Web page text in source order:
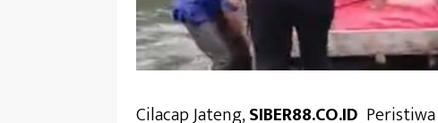
Cilacap Jateng,SIBER88.CO.ID_